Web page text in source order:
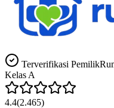
Terverifikasi Pemilik
Kelas A
4.4(2.465)